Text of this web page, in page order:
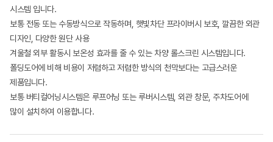
시스템 입니다.
보통 전동 또는 수동방식으로 작동하며, 햇빛차단 프라이버시 보호, 깔끔한 외관
디자인, 다양한 원단 사용
겨울철 외부 활동시 보온성 효과를 줄 수 있는 차양 롤스크린 시스템입니다.
폴딩도어에 비해 비용이 저렴하고 저렴한 방식의 천막보다는 고급스러운
제품입니다.
보통 버티컬어닝시스템은 루프어닝 또는 루버시스템, 외관 창문, 주차도어에
많이 설치하여 이용합니다.